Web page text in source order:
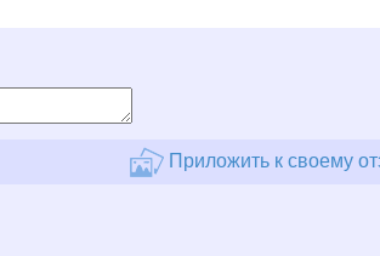
Приложить к своему